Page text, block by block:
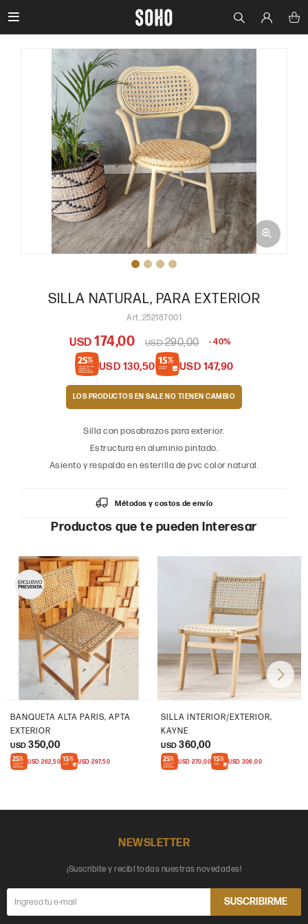

SILLA NATURAL, PARA EXTERIOR
252187001
USD 174,00 USD290,00 40
USD 130,50 USD 147,90
LOS PRODUCTOS EN SALE
Silla con posabrazos para exterior.
Estructura en aluminio pintado.
Asiento y respaldo en esterilla de pvc color natural.
Métodos y costos de envío
Productos que te pueden interesar
BANQUETA ALTA PARIS, APTA
EXTERIOR
USD 350,00
USD 262,50 USD 297,50
SILLA INTERIOR/EXTERIOR,
KAYNE
USD 360,00
USD 270,00 USD 306,00
NEWSLETTER
¡Suscribite y recibí todas nuestras novedades!
SUSCRIBIRME